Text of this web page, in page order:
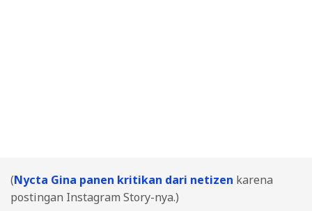
(Nycta Gina panen kritikan dari netizen karena
postingan Instagram Story-nya.)